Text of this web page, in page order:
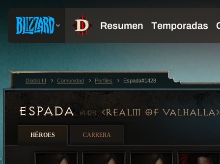
ESPADA#1428 REALM OF VALHALLA
HÉROES CARRERA
Diablo III Comunidad Perfiles Espada#1428